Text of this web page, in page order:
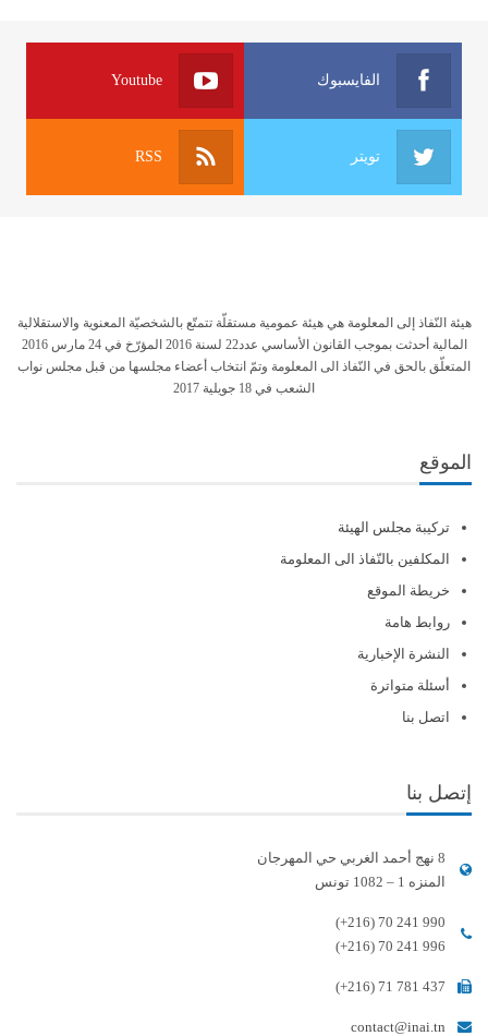
الفايسبوك Youtube
تويتر RSS
هيئة النّفاذ إلى المعلومة هي هيئة عمومية مستقلّة تتمتّع بالشخصيّة المعنوية والاستقلالية
المالية أحدثت بموجب القانون الأساسي عدد22 لسنة 2016 المؤرّخ في 24 مارس 2016
المتعلّق بالحق في النّفاذ الى المعلومة وتمّ انتخاب أعضاء مجلسها من قبل مجلس نواب
الشعب في 18 جويلية 2017
الموقع
تركيبة مجلس الهيئة
المكلفين بالنّفاذ الى المعلومة
خريطة الموقع
روابط هامة
النشرة الإخبارية
أسئلة متواترة
اتصل بنا
إتصل بنا
8 نهج أحمد الغربي حي المهرجان
المنزه 1 – 1082 تونس
(+216) 70 241 990
(+216) 70 241 996
(+216) 71 781 437
contact@inai.tn